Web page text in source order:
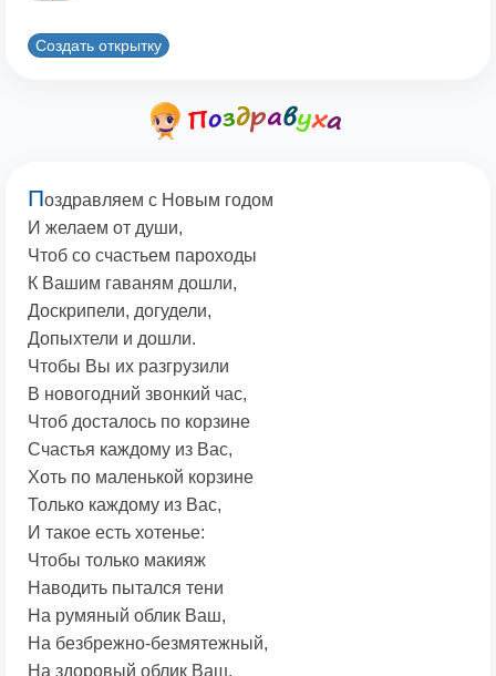
Создать открытку
Поздравляем с Новым годом
И желаем от души,
Чтоб со счастьем пароходы
К Вашим гаваням дошли,
Доскрипели, догудели,
Допыхтели и дошли.
Чтобы Вы их разгрузили
В новогодний звонкий час,
Чтоб досталось по корзине
Счастья каждому из Вас,
Хоть по маленькой корзине
Только каждому из Вас,
И такое есть хотенье:
Чтобы только макияж
Наводить пытался тени
На румяный облик Ваш,
На безбрежно-безмятежный,
На здоровый облик Ваш.